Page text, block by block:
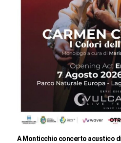
A Monticchio concerto acustico